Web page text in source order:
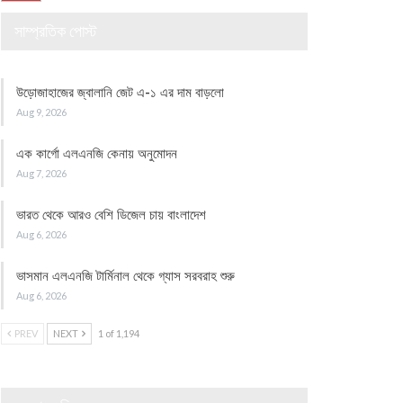
উড়োজাহাজের জ্বালানি জেট এ-১ এর দাম বাড়লো
Aug 9, 2026
এক কার্গো এলএনজি কেনায় অনুমোদন
Aug 7, 2026
ভারত থেকে আরও বেশি ডিজেল চায় বাংলাদেশ
Aug 6, 2026
ভাসমান এলএনজি টার্মিনাল থেকে গ্যাস সরবরাহ শুরু
Aug 6, 2026
PREV NEXT 1 of 1,194